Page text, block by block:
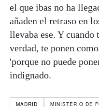
el que ibas no ha
añaden el retraso en
llevaba ese. Y cuando
verdad, te ponen
'porque no puede
indignado.
MADRID MINISTERIO DE